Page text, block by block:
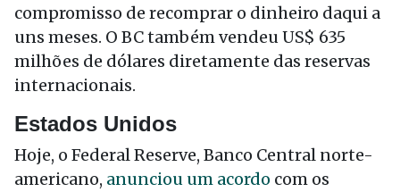
compromisso de recomprar o dinheiro daqui a
uns meses. O BC também vendeu US$ 635
milhões de dólares diretamente das reservas
internacionais.
Estados Unidos
Hoje, o Federal Reserve, Banco Central norte-
americano, anunciou um acordo com os